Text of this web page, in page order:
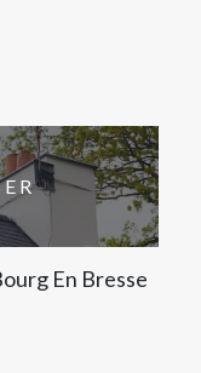
En Bresse